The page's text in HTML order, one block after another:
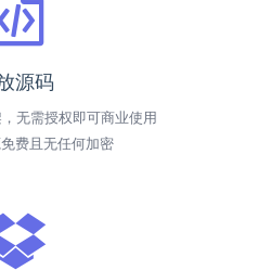
源码
无需授权即可商业使用
费且无任何加密